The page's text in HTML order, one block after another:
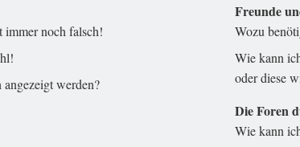
immer noch falsch!
werden?
Freunde
Wozu
Wie kann
oder diese
Die Foren
Wie kann